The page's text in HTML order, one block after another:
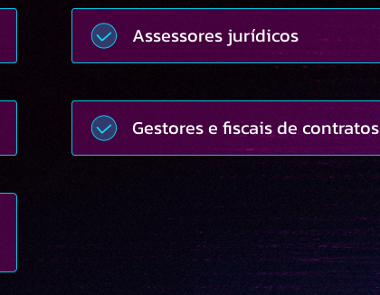
Assessores jurídicos
Gestores e fiscais de contratos